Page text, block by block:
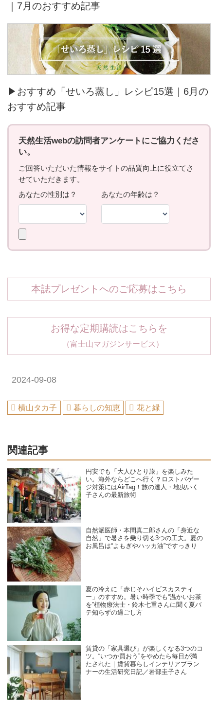
｜7月のおすすめ記事
▶おすすめ「せいろ蒸し」レシピ15選｜6月の
おすすめ記事
本誌プレゼントへのご応募はこちら
お得な定期購読はこちらを
（富士山マガジンサービス）
2024-09-08
横山タカ子 暮らしの知恵 花と緑
関連記事
円安でも「大人ひとり旅」を楽しみた
い。海外ならどこへ行く？ロストバゲー
ジ対策にはAirTag！旅の達人・地曳いく
子さんの最新旅術
自然派医師・本間真二郎さんの「身近な
自然」で暑さを乗り切る3つの工夫。夏の
お風呂は“よもぎやハッカ油”ですっきり
夏の冷えに「赤じそハイビスカスティ
ー」のすすめ。暑い時季でも“温かいお茶
を”植物療法士・鈴木七重さんに聞く夏バ
テ知らずの過ごし方
賃貸の「家具選び」が楽しくなる3つのコ
ツ。“いつか買おう”をやめたら毎日が満
たされた｜賃貸暮らしインテリアプラン
ナーの生活研究日記／岩部圭子さん